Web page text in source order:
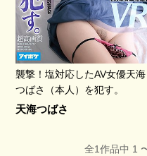
襲撃！塩対応したAV女優天海
つばさ（本人）を犯す。
天海つばさ
全1作品中 1